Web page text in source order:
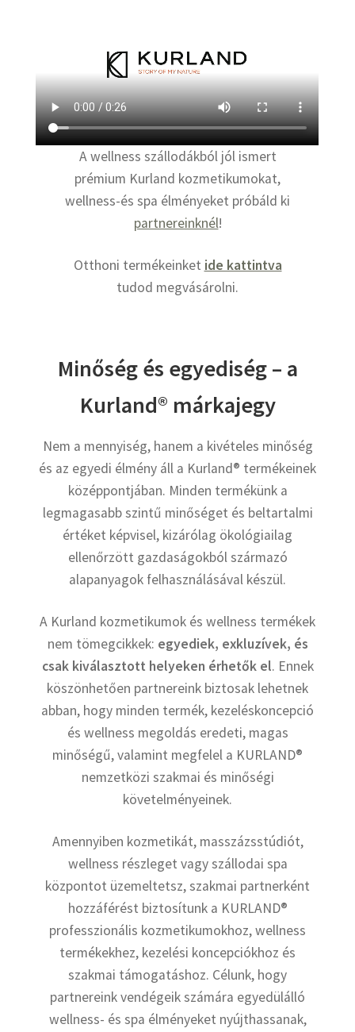
A wellness szállodákból jól ismert
prémium Kurland kozmetikumokat,
wellness-és spa élményeket próbáld ki
partnereinknél!
Otthoni termékeinket ide kattintva
tudod megvásárolni.
Minőség és egyediség – a
Kurland® márkajegy
Nem a mennyiség, hanem a kivételes minőség
és az egyedi élmény áll a Kurland® termékeinek
középpontjában. Minden termékünk a
legmagasabb szintű minőséget és beltartalmi
értéket képvisel, kizárólag ökológiailag
ellenőrzött gazdaságokból származó
alapanyagok felhasználásával készül.
A Kurland kozmetikumok és wellness termékek
nem tömegcikkek: egyediek, exkluzívek, és
csak kiválasztott helyeken érhetők el. Ennek
köszönhetően partnereink biztosak lehetnek
abban, hogy minden termék, kezeléskoncepció
és wellness megoldás eredeti, magas
minőségű, valamint megfelel a KURLAND®
nemzetközi szakmai és minőségi
követelményeinek.
Amennyiben kozmetikát, masszázsstúdiót,
wellness részleget vagy szállodai spa
központot üzemeltetsz, szakmai partnerként
hozzáférést biztosítunk a KURLAND®
professzionális kozmetikumokhoz, wellness
termékekhez, kezelési koncepciókhoz és
szakmai támogatáshoz. Célunk, hogy
partnereink vendégeik számára egyedülálló
wellness- és spa élményeket nyújthassanak,